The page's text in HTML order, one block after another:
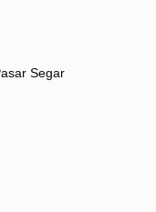
Segar